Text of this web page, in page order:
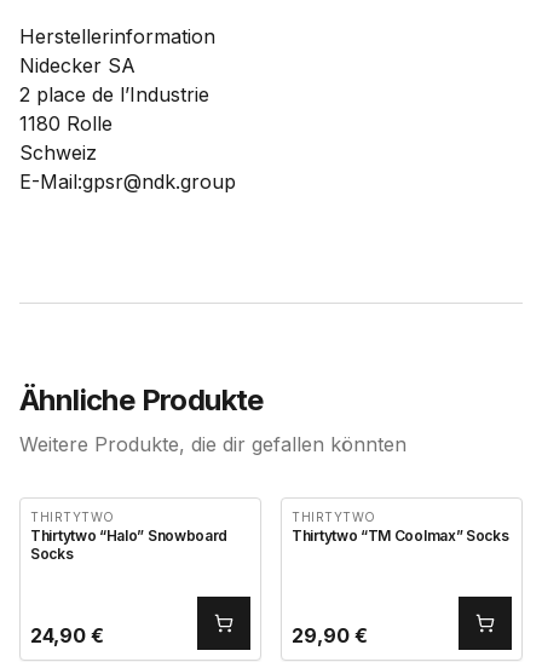
Herstellerinformation
Nidecker SA
2 place de l’Industrie
1180 Rolle
Schweiz
E-Mail:gpsr@ndk.group
Ähnliche Produkte
Weitere Produkte, die dir gefallen könnten
THIRTYTWO
Thirtytwo “Halo” Snowboard
Socks
24,90 €
THIRTYTWO
Thirtytwo “TM Coolmax” Socks
29,90 €